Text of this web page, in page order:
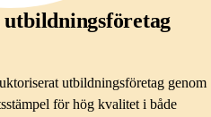
utbildningsföretag genom
för hög kvalitet i både